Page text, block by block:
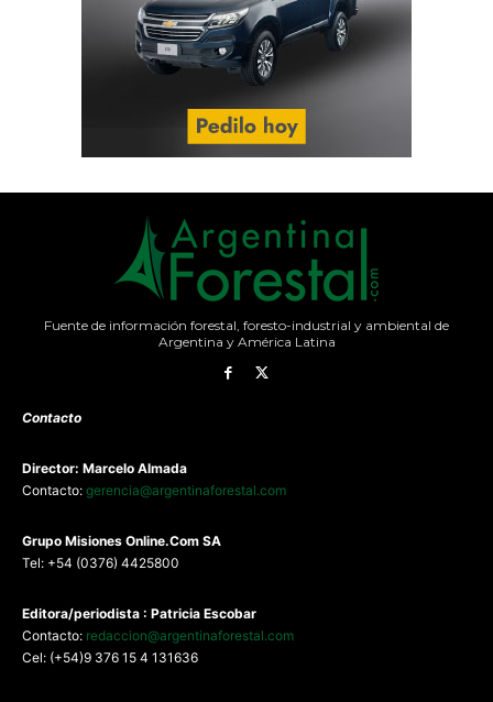
Fuente de información forestal, foresto-industrial y ambiental de
Argentina y América Latina
Contacto
Director: Marcelo Almada
Contacto: gerencia@argentinaforestal.com
Grupo Misiones Online.Com SA
Tel: +54 (0376) 4425800
Editora/periodista : Patricia Escobar
Contacto: redaccion@argentinaforestal.com
Cel: (+54)9 376 15 4 131636